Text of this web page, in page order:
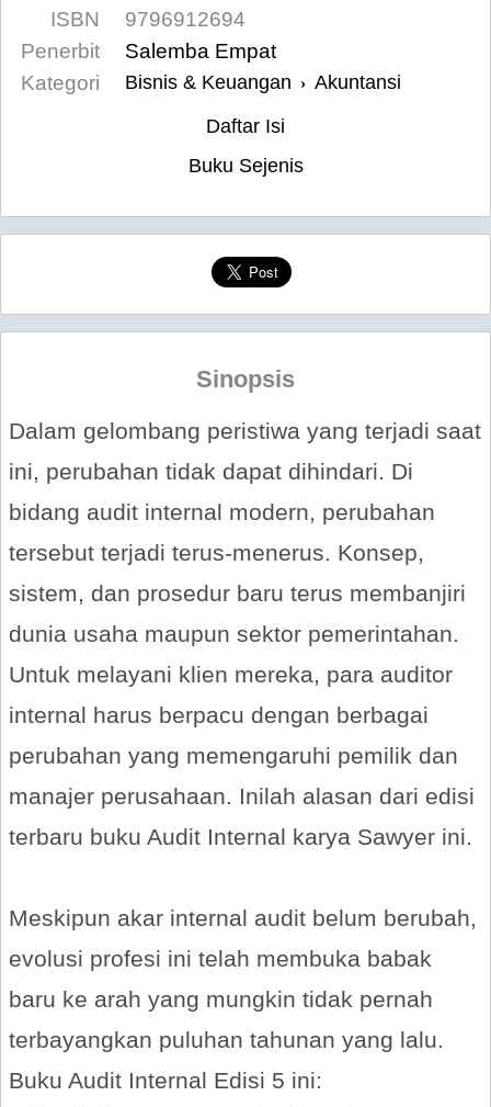
ISBN
9796912694
Penerbit
Salemba Empat
Kategori
Bisnis & Keuangan › Akuntansi
Daftar Isi
Buku Sejenis
Sinopsis
Dalam gelombang peristiwa yang terjadi saat
ini, perubahan tidak dapat dihindari. Di
bidang audit internal modern, perubahan
tersebut terjadi terus-menerus. Konsep,
sistem, dan prosedur baru terus membanjiri
dunia usaha maupun sektor pemerintahan.
Untuk melayani klien mereka, para auditor
internal harus berpacu dengan berbagai
perubahan yang memengaruhi pemilik dan
manajer perusahaan. Inilah alasan dari edisi
terbaru buku Audit Internal karya Sawyer ini.
Meskipun akar internal audit belum berubah,
evolusi profesi ini telah membuka babak
baru ke arah yang mungkin tidak pernah
terbayangkan puluhan tahunan yang lalu.
Buku Audit Internal Edisi 5 ini: